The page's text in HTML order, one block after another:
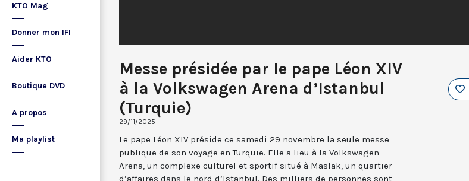
KTO Mag
Donner mon IFI
Aider KTO
Boutique DVD
A propos
Ma playlist
Messe présidée par le pape Léon XIV
à la Volkswagen Arena d’Istanbul
(Turquie)
29/11/2025
Le pape Léon XIV préside ce samedi 29 novembre la seule messe
publique de son voyage en Turquie. Elle a lieu à la Volkswagen
Arena, un complexe culturel et sportif situé à Maslak, un quartier
d’affaires dans le nord d’Istanbul. Des milliers de personnes sont